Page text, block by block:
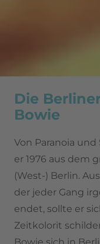
Die
Bowie
Von Paranoia
er 1976 aus dem
(West-) Berlin.
der jeder Gang
endet, sollte er
Zeitkolorit